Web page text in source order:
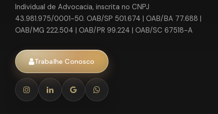
Individual de Advocacia, inscrita no CNPJ
43.981.975/0001-50. OAB/SP 501.674 | OAB/BA 77.688 |
OAB/MG 222.504 | OAB/PR 99.224 | OAB/SC 67518-A
Trabalhe Conosco